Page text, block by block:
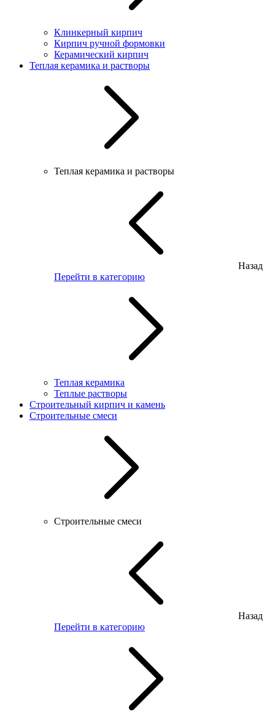
Клинкерный кирпич
Кирпич ручной формовки
Керамический кирпич
Теплая керамика и растворы
Теплая керамика и растворы
Назад
Перейти в категорию
Теплая керамика
Теплые растворы
Строительный кирпич и камень
Строительные смеси
Строительные смеси
Назад
Перейти в категорию